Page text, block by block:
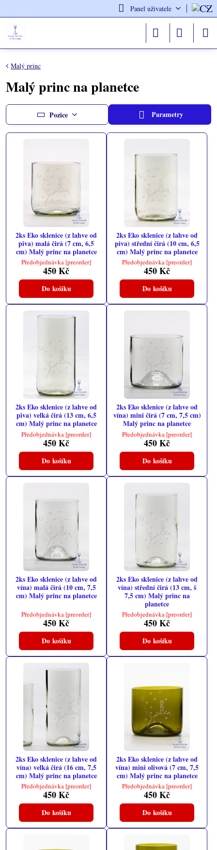
Panel uživatele
Malý princ
Malý princ na planetce
Pozice Parametry
2ks Eko sklenice (z lahve od
piva) malá čirá (7 cm, 6,5
cm) Malý princ na planetce
Předobjednávka [preorder]
450 Kč
Do košíku
2ks Eko sklenice (z lahve od
piva) střední čirá (10 cm, 6,5
cm) Malý princ na planetce
Předobjednávka [preorder]
450 Kč
Do košíku
2ks Eko sklenice (z lahve od
piva) velká čirá (13 cm, 6,5
cm) Malý princ na planetce
Předobjednávka [preorder]
450 Kč
Do košíku
2ks Eko sklenice (z lahve od
vína) mini čirá (7 cm, 7,5 cm)
Malý princ na planetce
Předobjednávka [preorder]
450 Kč
Do košíku
2ks Eko sklenice (z lahve od
vína) malá čirá (10 cm, 7,5
cm) Malý princ na planetce
Předobjednávka [preorder]
450 Kč
Do košíku
2ks Eko sklenice (z lahve od
vína) střední čirá (13 cm, š
7,5 cm) Malý princ na
planetce
Předobjednávka [preorder]
450 Kč
Do košíku
2ks Eko sklenice (z lahve od
vína) velká čirá (16 cm, 7,5
cm) Malý princ na planetce
Předobjednávka [preorder]
450 Kč
Do košíku
2ks Eko sklenice (z lahve od
vína) mini olivová (7 cm, 7,5
cm) Malý princ na planetce
Předobjednávka [preorder]
450 Kč
Do košíku